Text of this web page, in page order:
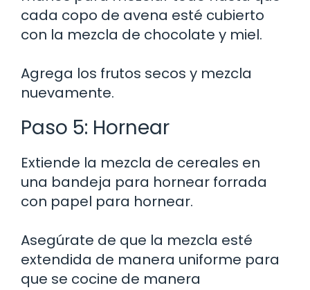
cada copo de avena esté cubierto
con la mezcla de chocolate y miel.
Agrega los frutos secos y mezcla
nuevamente.
Paso 5: Hornear
Extiende la mezcla de cereales en
una bandeja para hornear forrada
con papel para hornear.
Asegúrate de que la mezcla esté
extendida de manera uniforme para
que se cocine de manera